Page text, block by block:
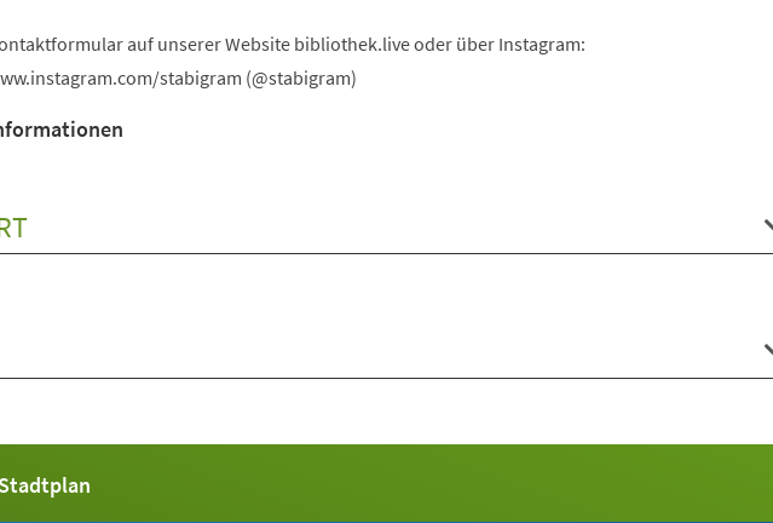
auf unserer Website bibliothek.live oder über Instagram:
stabigram (@stabigram)
Stadtplan